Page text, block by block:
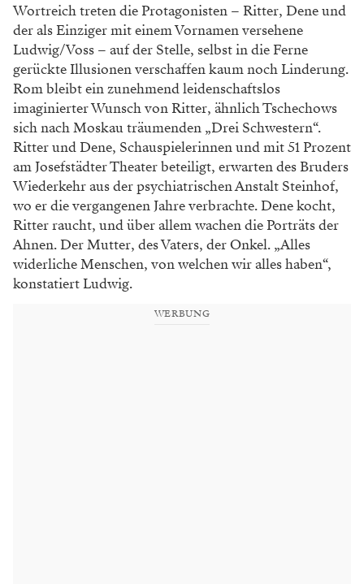
Wortreich treten die Protagonisten – Ritter, Dene und
der als Einziger mit einem Vornamen versehene
Ludwig/Voss – auf der Stelle, selbst in die Ferne
gerückte Illusionen verschaffen kaum noch Linderung.
Rom bleibt ein zunehmend leidenschaftslos
imaginierter Wunsch von Ritter, ähnlich Tschechows
sich nach Moskau träumenden „Drei Schwestern“.
Ritter und Dene, Schauspielerinnen und mit 51 Prozent
am Josefstädter Theater beteiligt, erwarten des Bruders
Wiederkehr aus der psychiatrischen Anstalt Steinhof,
wo er die vergangenen Jahre verbrachte. Dene kocht,
Ritter raucht, und über allem wachen die Porträts der
Ahnen. Der Mutter, des Vaters, der Onkel. „Alles
widerliche Menschen, von welchen wir alles haben“,
konstatiert Ludwig.
WERBUNG